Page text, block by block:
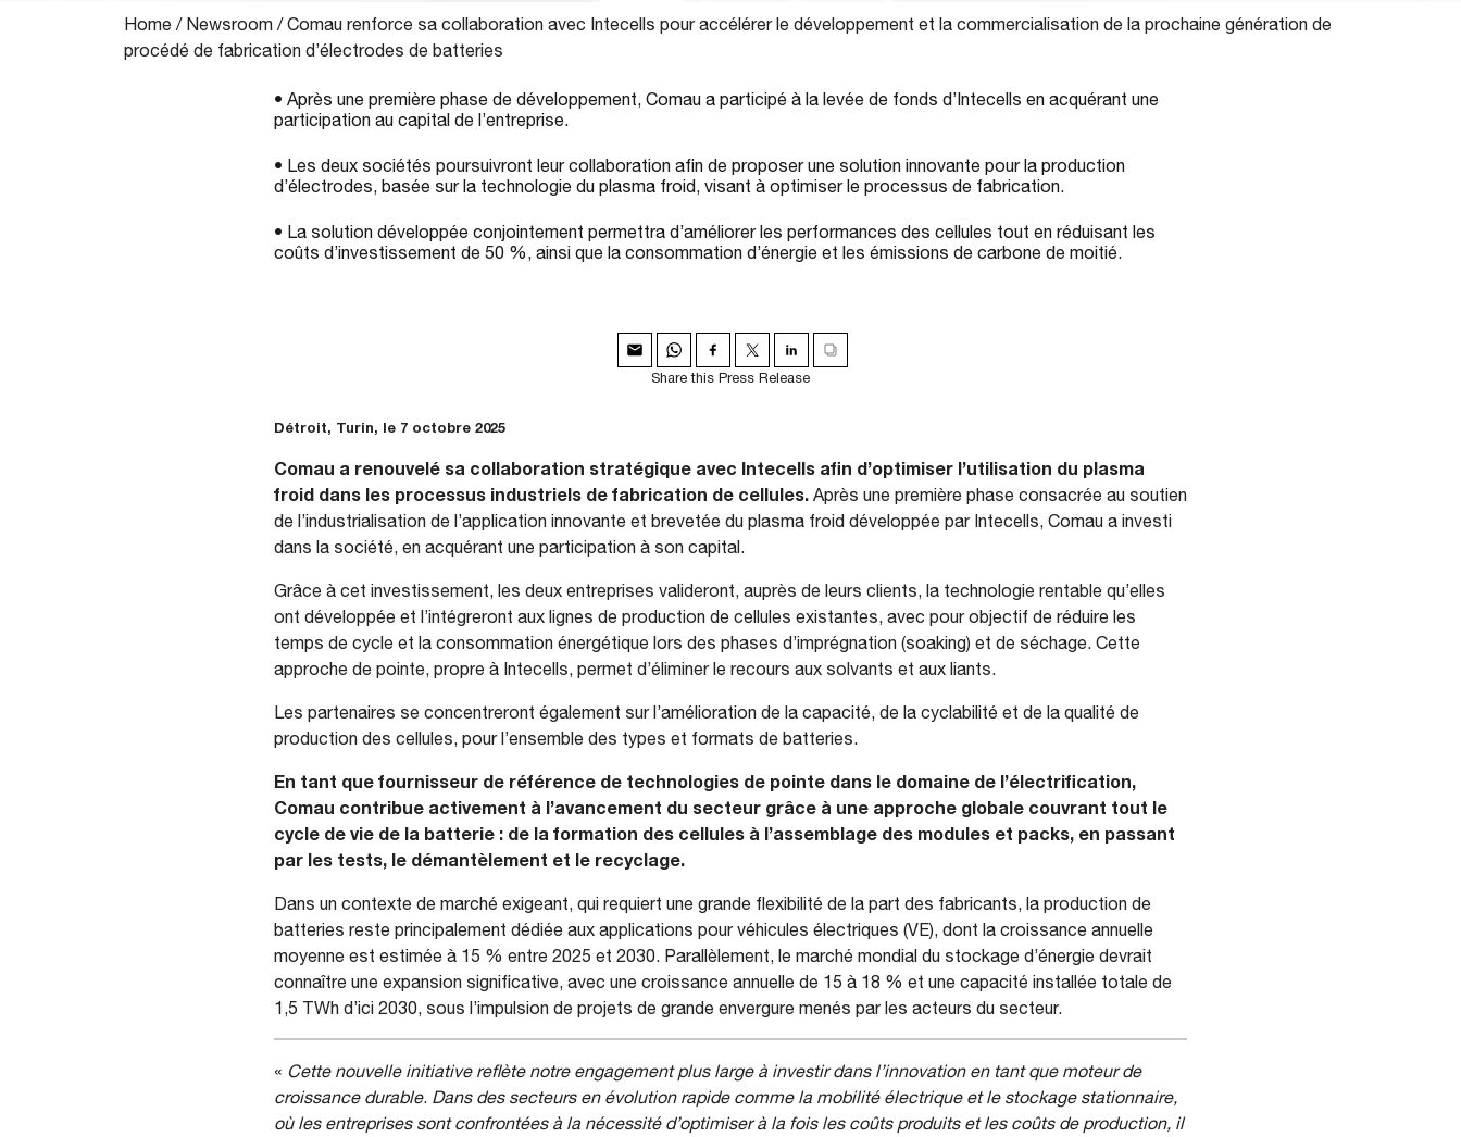
Home / Newsroom /Comau renforce sa collaboration avec Intecells pour accélérer le développement et la commercialisation de la prochaine génération de
procédé de fabrication d’électrodes de batteries
• Après une première phase de développement, Comau a participé à la levée de fonds d’Intecells en acquérant une
participation au capital de l’entreprise.
• Les deux sociétés poursuivront leur collaboration afin de proposer une solution innovante pour la production
d’électrodes, basée sur la technologie du plasma froid, visant à optimiser le processus de fabrication.
• La solution développée conjointement permettra d’améliorer les performances des cellules tout en réduisant les
coûts d’investissement de 50 %, ainsi que la consommation d’énergie et les émissions de carbone de moitié.
Share this Press Release
Détroit, Turin, le 7 octobre 2025
Comau a renouvelé sa collaboration stratégique avec Intecells afin d’optimiser l’utilisation du plasma
froid dans les processus industriels de fabrication de cellules. Après une première phase consacrée au soutien
de l’industrialisation de l’application innovante et brevetée du plasma froid développée par Intecells, Comau a investi
dans la société, en acquérant une participation à son capital.
Grâce à cet investissement, les deux entreprises valideront, auprès de leurs clients, la technologie rentable qu’elles
ont développée et l’intégreront aux lignes de production de cellules existantes, avec pour objectif de réduire les
temps de cycle et la consommation énergétique lors des phases d’imprégnation (soaking) et de séchage. Cette
approche de pointe, propre à Intecells, permet d’éliminer le recours aux solvants et aux liants.
Les partenaires se concentreront également sur l’amélioration de la capacité, de la cyclabilité et de la qualité de
production des cellules, pour l’ensemble des types et formats de batteries.
En tant que fournisseur de référence de technologies de pointe dans le domaine de l’électrification,
Comau contribue activement à l’avancement du secteur grâce à une approche globale couvrant tout le
cycle de vie de la batterie : de la formation des cellules à l’assemblage des modules et packs, en passant
par les tests, le démantèlement et le recyclage.
Dans un contexte de marché exigeant, qui requiert une grande flexibilité de la part des fabricants, la production de
batteries reste principalement dédiée aux applications pour véhicules électriques (VE), dont la croissance annuelle
moyenne est estimée à 15 % entre 2025 et 2030. Parallèlement, le marché mondial du stockage d’énergie devrait
connaître une expansion significative, avec une croissance annuelle de 15 à 18 % et une capacité installée totale de
1,5 TWh d’ici 2030, sous l’impulsion de projets de grande envergure menés par les acteurs du secteur.
« Cette nouvelle initiative reflète notre engagement plus large à investir dans l’innovation en tant que moteur de
croissance durable. Dans des secteurs en évolution rapide comme la mobilité électrique et le stockage stationnaire,
où les entreprises sont confrontées à la nécessité d’optimiser à la fois les coûts produits et les coûts de production, il